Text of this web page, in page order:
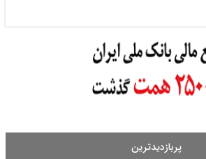
پربازدیدترین